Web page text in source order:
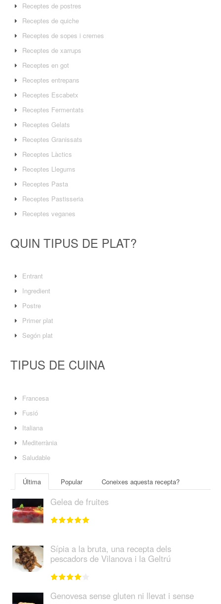
Receptes de postres
Receptes de quiche
Receptes de sopes i cremes
Receptes de xarrups
Receptes en got
Receptes entrepans
Receptes Escabetx
Receptes Fermentats
Receptes Gelats
Receptes Granissats
Receptes Làctics
Receptes Llegums
Receptes Pasta
Receptes Pastisseria
Receptes veganes
QUIN TIPUS DE PLAT?
Entrant
Ingredient
Postre
Primer plat
Segón plat
TIPUS DE CUINA
Francesa
Fusió
Italiana
Mediterrània
Saludable
Última Popular Coneixes aquesta recepta?
Gelea de fruites
Sípia a la bruta, una recepta dels
pescadors de Vilanova i la Geltrú
Genovesa sense gluten ni llevat i sense